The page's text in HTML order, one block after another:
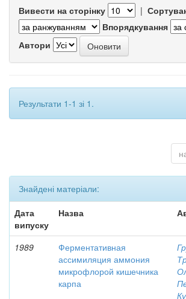
Вивести на сторінку |
Впорядкування
Автори
Результати 1-1 зі 1.
Знайдені матеріали:
Дата
випуску
Назва
1989
Ферментативная
ассимиляция аммония
микрофлорой кишечника
карпа